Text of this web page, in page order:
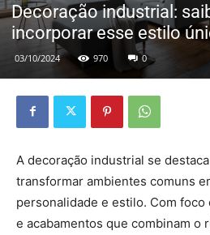
Decoração industrial:
incorporar esse estilo
03/10/2024 970 0
A decoração industrial se
transformar ambientes comuns
personalidade e estilo. Com
e acabamentos que combinam o